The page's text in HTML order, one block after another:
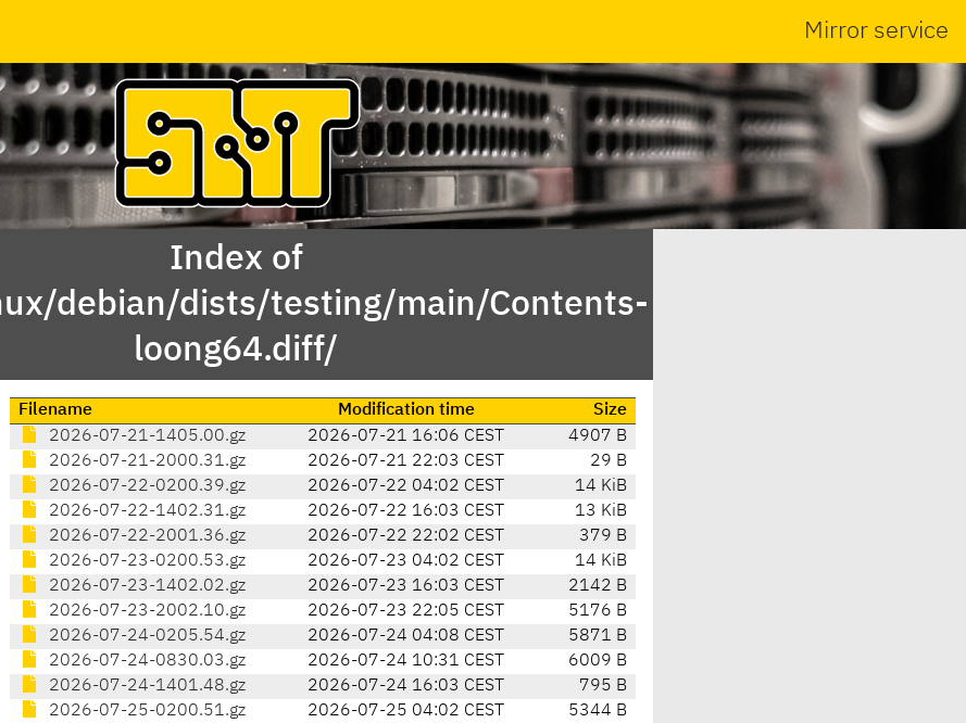
Mirror service
Index of
debian/dists/testing/main/Contents-
loong64.diff/
Filename Modification time
Size
2026-07-21-1405.00.gz
2026-07-21 16:06 CEST
4907 B
2026-07-21-2000.31.gz
2026-07-21 22:03 CEST
29 B
2026-07-22-0200.39.gz
2026-07-22 04:02 CEST
14 KiB
2026-07-22-1402.31.gz
2026-07-22 16:03 CEST
13 KiB
2026-07-22-2001.36.gz
2026-07-22 22:02 CEST
379 B
2026-07-23-0200.53.gz
2026-07-23 04:02 CEST
14 KiB
2026-07-23-1402.02.gz
2026-07-23 16:03 CEST
2142 B
2026-07-23-2002.10.gz
2026-07-23 22:05 CEST
5176 B
2026-07-24-0205.54.gz
2026-07-24 04:08 CEST
5871 B
2026-07-24-0830.03.gz
2026-07-24 10:31 CEST
6009 B
2026-07-24-1401.48.gz
2026-07-24 16:03 CEST
795 B
2026-07-25-0200.51.gz
2026-07-25 04:02 CEST
5344 B